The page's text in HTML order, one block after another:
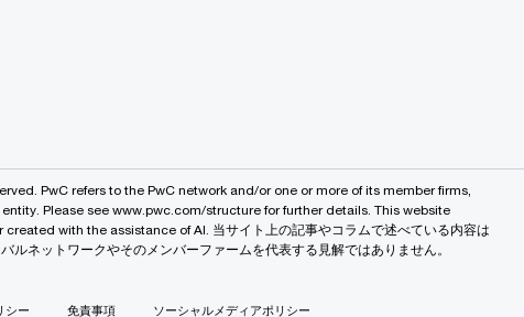
PwC refers to the PwC network and/or one or more of its member firms,
Please see www.pwc.com/structure for further details. This website
with the assistance of AI. 当サイト上の記事やコラムで述べている内容は
ルネットワークやそのメンバーファームを代表する見解ではありません。
シー 免責事項 ソーシャルメディアポリシー